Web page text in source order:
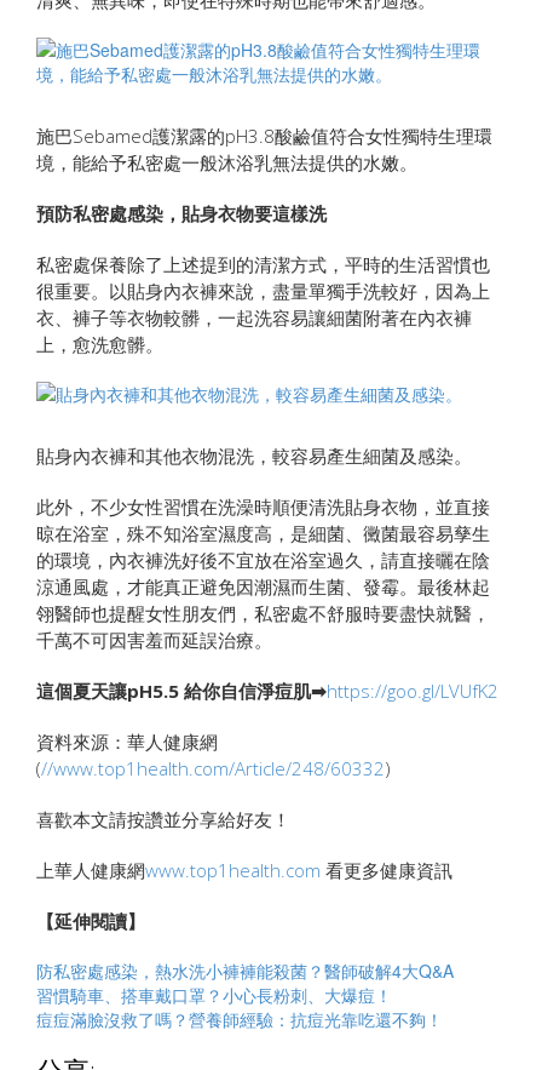
施巴Sebamed護潔露的pH3.8酸鹼值符合女性獨特生理環
境，能給予私密處一般沐浴乳無法提供的水嫩。
預防私密處感染，貼身衣物要這樣洗
私密處保養除了上述提到的清潔方式，平時的生活習慣也
很重要。以貼身內衣褲來說，盡量單獨手洗較好，因為上
衣、褲子等衣物較髒，一起洗容易讓細菌附著在內衣褲
上，愈洗愈髒。
貼身內衣褲和其他衣物混洗，較容易產生細菌及感染。
此外，不少女性習慣在洗澡時順便清洗貼身衣物，並直接
晾在浴室，殊不知浴室濕度高，是細菌、黴菌最容易孳生
的環境，內衣褲洗好後不宜放在浴室過久，請直接曬在陰
涼通風處，才能真正避免因潮濕而生菌、發霉。最後林起
翎醫師也提醒女性朋友們，私密處不舒服時要盡快就醫，
千萬不可因害羞而延誤治療。
這個夏天讓pH5.5 給你自信淨痘肌➡https://goo.gl/LVUfK2
資料來源：華人健康網
(//www.top1health.com/Article/248/60332)
喜歡本文請按讚並分享給好友！
上華人健康網www.top1health.com 看更多健康資訊
【延伸閱讀】
防私密處感染，熱水洗小褲褲能殺菌？醫師破解4大Q&A
習慣騎車、搭車戴口罩？小心長粉刺、大爆痘！
痘痘滿臉沒救了嗎？營養師經驗：抗痘光靠吃還不夠！